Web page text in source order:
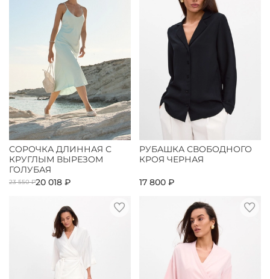
СОРОЧКА ДЛИННАЯ С
КРУГЛЫМ ВЫРЕЗОМ
ГОЛУБАЯ
23 550 ₽20 018 ₽
РУБАШКА СВОБОДНОГО
КРОЯ ЧЕРНАЯ
17 800 ₽